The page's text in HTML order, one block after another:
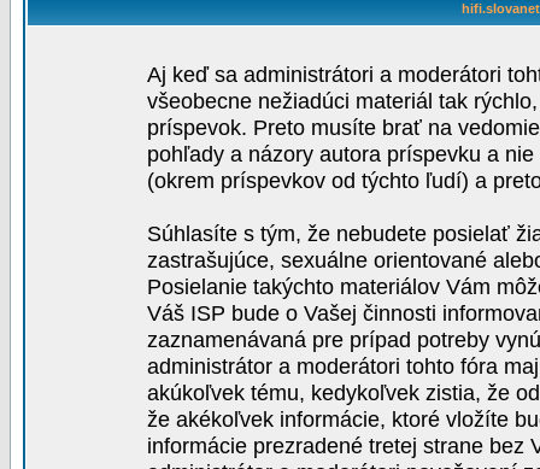
Aj keď sa administrátori a moderátori
všeobecne nežiadúci materiál tak
príspevok. Preto musíte brať na
pohľady a názory autora príspevku a
(okrem príspevkov od týchto ľudí) a
Súhlasíte s tým, že nebudete posielať
zastrašujúce, sexuálne orientované
Posielanie takýchto materiálov Vám
Váš ISP bude o Vašej činnosti
zaznamenávaná pre prípad potreby
administrátor a moderátori tohto fóra
akúkoľvek tému, kedykoľvek zistia, že
že akékoľvek informácie, ktoré vložíte
informácie prezradené tretej strane bez